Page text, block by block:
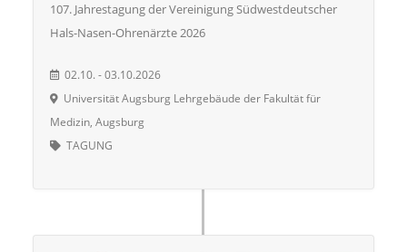
107. Jahrestagung der Vereinigung Südwestdeutscher
Hals-Nasen-Ohrenärzte 2026
02.10. - 03.10.2026
Universität Augsburg Lehrgebäude der Fakultät für
Medizin, Augsburg
TAGUNG